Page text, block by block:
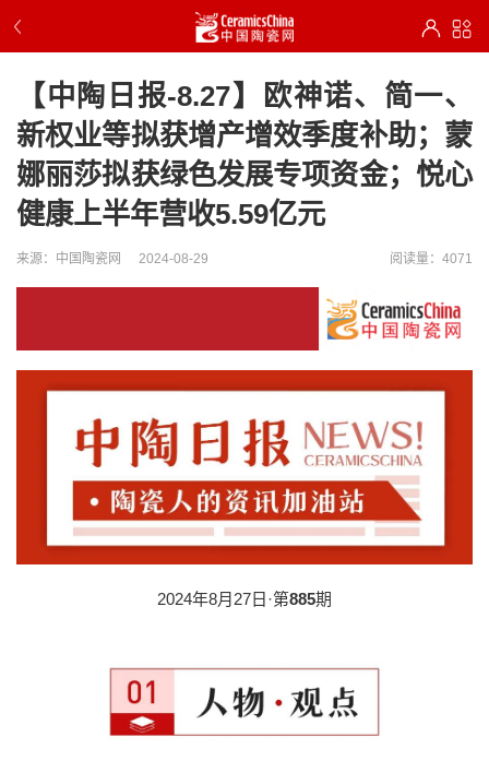
【中陶日报-8.27】欧神诺、简一、
新权业等拟获增产增效季度补助；蒙
娜丽莎拟获绿色发展专项资金；悦心
健康上半年营收5.59亿元
来源：中国陶瓷网 2024-08-29 阅读量：4071
2024年8月27日·第885期